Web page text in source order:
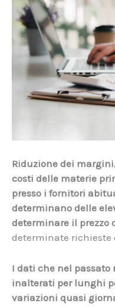
Riduzione dei
costi delle materie
presso i fornitori
determinano delle
determinare il prezzo
determinate richieste
I dati che nel
inalterati per lunghi
variazioni quasi